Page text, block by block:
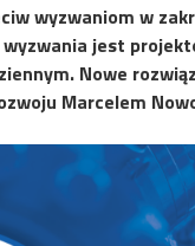
wyzwaniom w
jest
Nowe
Marcelem